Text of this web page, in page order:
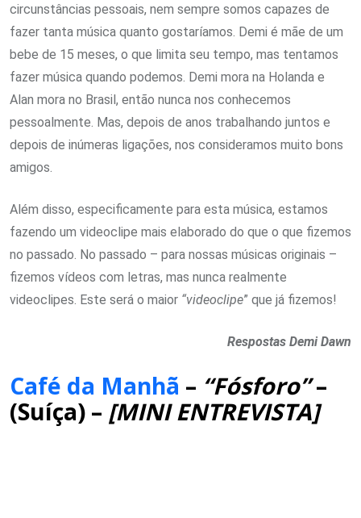
circunstâncias pessoais, nem sempre somos capazes de
fazer tanta música quanto gostaríamos. Demi é mãe de um
bebe de 15 meses, o que limita seu tempo, mas tentamos
fazer música quando podemos. Demi mora na Holanda e
Alan mora no Brasil, então nunca nos conhecemos
pessoalmente. Mas, depois de anos trabalhando juntos e
depois de inúmeras ligações, nos consideramos muito bons
amigos.
Além disso, especificamente para esta música, estamos
fazendo um videoclipe mais elaborado do que o que fizemos
no passado. No passado – para nossas músicas originais –
fizemos vídeos com letras, mas nunca realmente
videoclipes. Este será o maior “videoclipe” que já fizemos!
Respostas Demi Dawn
Café da Manhã – “Fósforo”–
(Suíça) – [MINI ENTREVISTA]